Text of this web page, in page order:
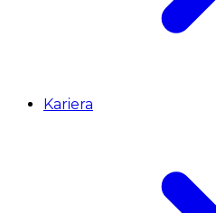
Kariera